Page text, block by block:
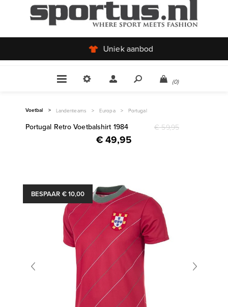
Uniek aanbod
(0)
Voetbal > Landenteams > Europa > Portugal
Portugal Retro Voetbalshirt 1984 € 59,95
€ 49,95
BESPAAR € 10,00